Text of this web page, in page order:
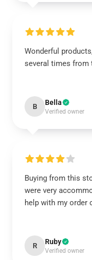
Wonderful
several times from
B Bella
Verified owner
Buying from this
were very
help with my order
R Ruby
Verified owner